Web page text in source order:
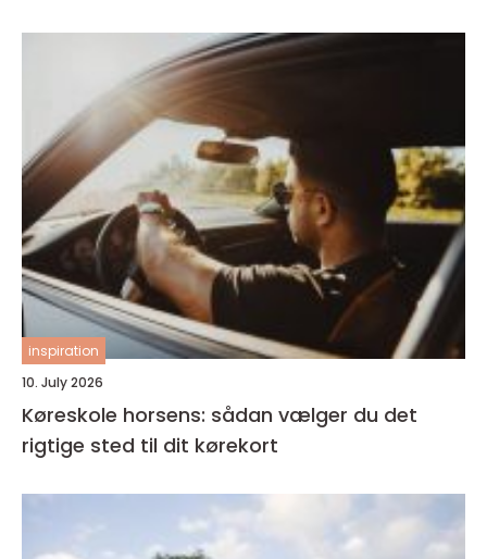
inspiration
10. July 2026
Køreskole horsens: sådan vælger du det
rigtige sted til dit kørekort